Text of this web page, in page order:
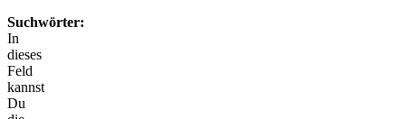
Suchwörter:
In
dieses
Feld
kannst
Du